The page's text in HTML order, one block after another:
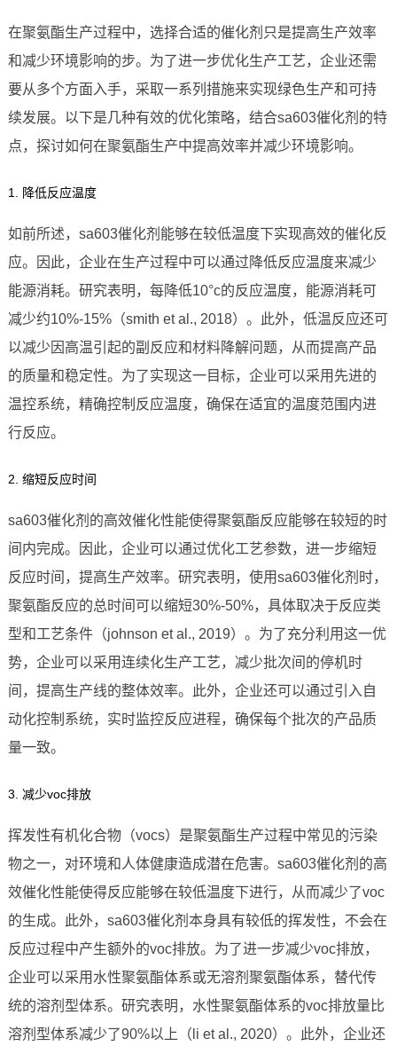
在聚氨酯生产过程中，选择合适的催化剂只是提高生产效率
和减少环境影响的步。为了进一步优化生产工艺，企业还需
要从多个方面入手，采取一系列措施来实现绿色生产和可持
续发展。以下是几种有效的优化策略，结合sa603催化剂的特
点，探讨如何在聚氨酯生产中提高效率并减少环境影响。
1. 降低反应温度
如前所述，sa603催化剂能够在较低温度下实现高效的催化反
应。因此，企业在生产过程中可以通过降低反应温度来减少
能源消耗。研究表明，每降低10°c的反应温度，能源消耗可
减少约10%-15%（smith et al., 2018）。此外，低温反应还可
以减少因高温引起的副反应和材料降解问题，从而提高产品
的质量和稳定性。为了实现这一目标，企业可以采用先进的
温控系统，精确控制反应温度，确保在适宜的温度范围内进
行反应。
2. 缩短反应时间
sa603催化剂的高效催化性能使得聚氨酯反应能够在较短的时
间内完成。因此，企业可以通过优化工艺参数，进一步缩短
反应时间，提高生产效率。研究表明，使用sa603催化剂时，
聚氨酯反应的总时间可以缩短30%-50%，具体取决于反应类
型和工艺条件（johnson et al., 2019）。为了充分利用这一优
势，企业可以采用连续化生产工艺，减少批次间的停机时
间，提高生产线的整体效率。此外，企业还可以通过引入自
动化控制系统，实时监控反应进程，确保每个批次的产品质
量一致。
3. 减少voc排放
挥发性有机化合物（vocs）是聚氨酯生产过程中常见的污染
物之一，对环境和人体健康造成潜在危害。sa603催化剂的高
效催化性能使得反应能够在较低温度下进行，从而减少了voc
的生成。此外，sa603催化剂本身具有较低的挥发性，不会在
反应过程中产生额外的voc排放。为了进一步减少voc排放，
企业可以采用水性聚氨酯体系或无溶剂聚氨酯体系，替代传
统的溶剂型体系。研究表明，水性聚氨酯体系的voc排放量比
溶剂型体系减少了90%以上（li et al., 2020）。此外，企业还